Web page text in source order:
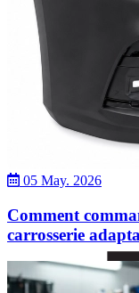
05 May. 2026
Comment
carrosserie